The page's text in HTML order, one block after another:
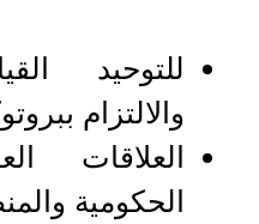
للتوحيد
والالتزام
العلاقات
الحكومية